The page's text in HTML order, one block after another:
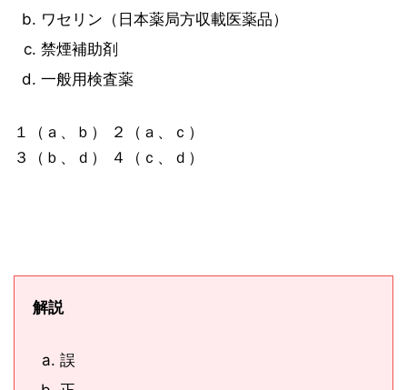
ワセリン（日本薬局方収載医薬品）
禁煙補助剤
一般用検査薬
１（ａ、ｂ） ２（ａ、ｃ）
３（ｂ、ｄ） ４（ｃ、ｄ）
解説
誤